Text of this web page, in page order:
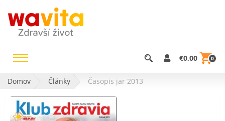
€0,00 0
Domov Články Časopis jar 2013